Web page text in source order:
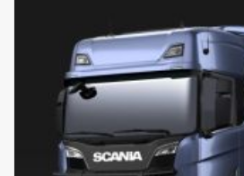
sopii myös 40 mm ulkoneviin
P-ohjaamoihin suositellaan matalaa
EI sovi mataliin puskureihin eikä
Asennuslaitteisto, merkin pidin, 8 x
asennusohjeet toimitetaan mukana.